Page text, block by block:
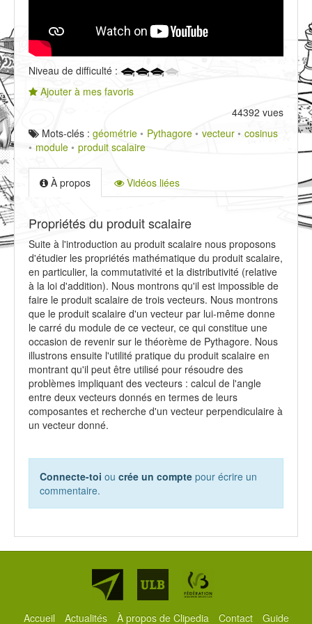
Niveau de difficulté :
Ajouter à mes favoris
44392 vues
Mots-clés : géométrie Pythagore vecteur
cosinus
module
produit scalaire
À propos Vidéos liées
Propriétés du produit scalaire
Suite à l'introduction au produit scalaire nous proposons
d'étudier les propriétés mathématique du produit scalaire,
en particulier, la commutativité et la distributivité (relative
à la loi d'addition). Nous montrons qu'il est impossible de
faire le produit scalaire de trois vecteurs. Nous montrons
que le produit scalaire d'un vecteur par lui-même donne
le carré du module de ce vecteur, ce qui constitue une
occasion de revenir sur le théorème de Pythagore. Nous
illustrons ensuite l'utilité pratique du produit scalaire en
montrant qu'il peut être utilisé pour résoudre des
problèmes impliquant des vecteurs : calcul de l'angle
entre deux vecteurs donnés en termes de leurs
composantes et recherche d'un vecteur perpendiculaire à
un vecteur donné.
Connecte-toi ou crée un compte pour écrire un
commentaire.
Partenaires
Accueil Actualités À propos de Clipedia Contact Guide